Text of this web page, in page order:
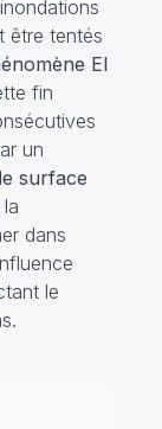
être tentés
El
fin
un
surface
la
dans
le